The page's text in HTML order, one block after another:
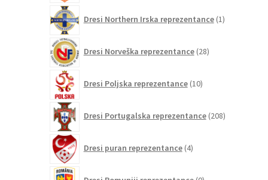
Dresi Northern Irska reprezentance 1izdelek
Dresi Norveška reprezentance 28izdelkov
Dresi Poljska reprezentance 10izdelkov
Dresi Portugalska reprezentance 208izdelkov
Dresi puran reprezentance 4izdelki